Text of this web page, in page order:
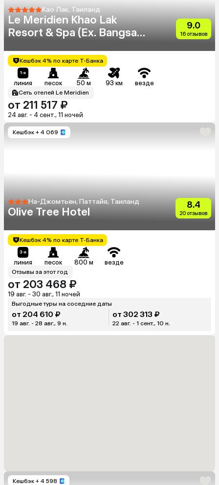
Као Лак, Таиланд
Le Meridien Khao Lak
Resort & Spa (Ex. Bangsak
9.0
16 отзывов
Кешбэк 4% по карте Т-Банка
линия песок 50 м 93 км везде
Сеть отелей Le Meridien
от 211 517 ₽
24 авг. - 4 сент., 11 ночей
Кешбэк + 4 069
На-Джомтьен, Паттайя, Таиланд
Olive Tree Hotel
8.4
20 отзывов
Кешбэк 4% по карте Т-Банка
линия песок 800 м везде
Отзывы за этот год
от 203 468 ₽
19 авг. - 30 авг., 11 ночей
Выгодные туры на соседние даты
от 204 610 ₽
19 авг. - 28 авг., 9 н.
от 302 313 ₽
22 авг. - 1 сент., 10 н.
Кешбэк + 4 598